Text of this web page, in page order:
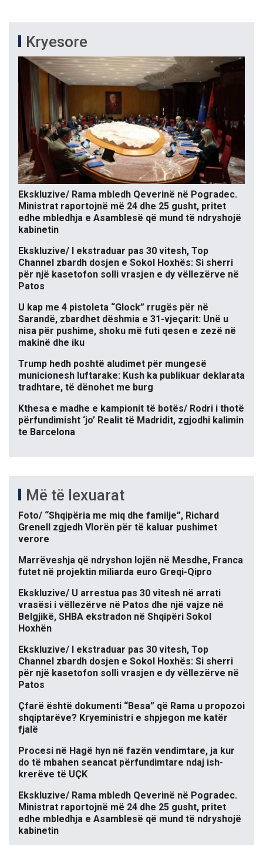
Kryesore
Ekskluzive/ Rama mbledh Qeverinë në Pogradec.
Ministrat raportojnë më 24 dhe 25 gusht, pritet
edhe mbledhja e Asamblesë që mund të ndryshojë
kabinetin
Ekskluzive/ I ekstraduar pas 30 vitesh, Top
Channel zbardh dosjen e Sokol Hoxhës: Si sherri
për një kasetofon solli vrasjen e dy vëllezërve në
Patos
U kap me 4 pistoleta “Glock” rrugës për në
Sarandë, zbardhet dëshmia e 31-vjeçarit: Unë u
nisa për pushime, shoku më futi qesen e zezë në
makinë dhe iku
Trump hedh poshtë aludimet për mungesë
municionesh luftarake: Kush ka publikuar deklarata
tradhtare, të dënohet me burg
Kthesa e madhe e kampionit të botës/ Rodri i thotë
përfundimisht ‘jo’ Realit të Madridit, zgjodhi kalimin
te Barcelona
Më të lexuarat
Foto/ “Shqipëria me miq dhe familje”, Richard
Grenell zgjedh Vlorën për të kaluar pushimet
verore
Marrëveshja që ndryshon lojën në Mesdhe, Franca
futet në projektin miliarda euro Greqi-Qipro
Ekskluzive/ U arrestua pas 30 vitesh në arrati
vrasësi i vëllezërve në Patos dhe një vajze në
Belgjikë, SHBA ekstradon në Shqipëri Sokol
Hoxhën
Ekskluzive/ I ekstraduar pas 30 vitesh, Top
Channel zbardh dosjen e Sokol Hoxhës: Si sherri
për një kasetofon solli vrasjen e dy vëllezërve në
Patos
Çfarë është dokumenti “Besa” që Rama u propozoi
shqiptarëve? Kryeministri e shpjegon me katër
fjalë
Procesi në Hagë hyn në fazën vendimtare, ja kur
do të mbahen seancat përfundimtare ndaj ish-
krerëve të UÇK
Ekskluzive/ Rama mbledh Qeverinë në Pogradec.
Ministrat raportojnë më 24 dhe 25 gusht, pritet
edhe mbledhja e Asamblesë që mund të ndryshojë
kabinetin